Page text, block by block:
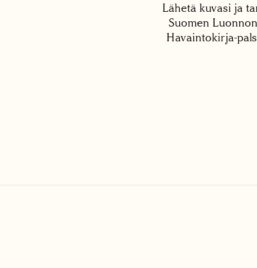
Lähetä kuvasi ja
Suomen
Havaintokirja-